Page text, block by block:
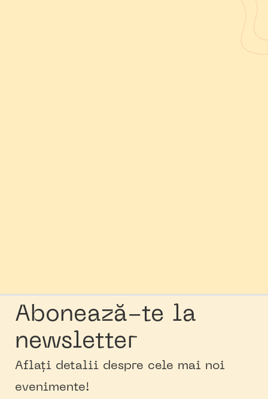
Abonează-te la
newsletter
Aflați detalii despre cele mai noi
evenimente!